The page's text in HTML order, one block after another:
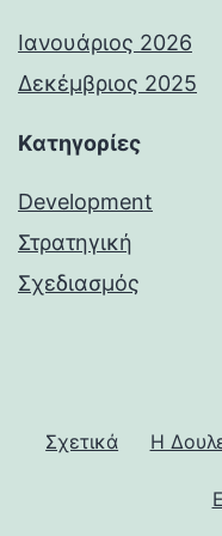
Ιανουάριος 2026
Δεκέμβριος 2025
Kατηγορίες
Development
Στρατηγική
Σχεδιασμός
Σχετικά Η